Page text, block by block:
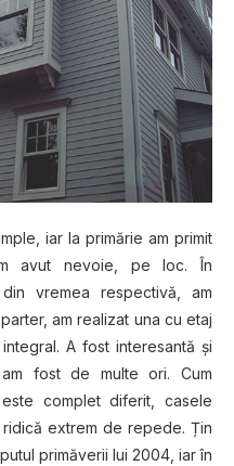
iar la primărie am primit
avut nevoie, pe loc. În
vremea respectivă, am
am realizat una cu etaj
A fost interesantă și
fost de multe ori. Cum
complet diferit, casele
extrem de repede. Țin
primăverii lui 2004, iar în